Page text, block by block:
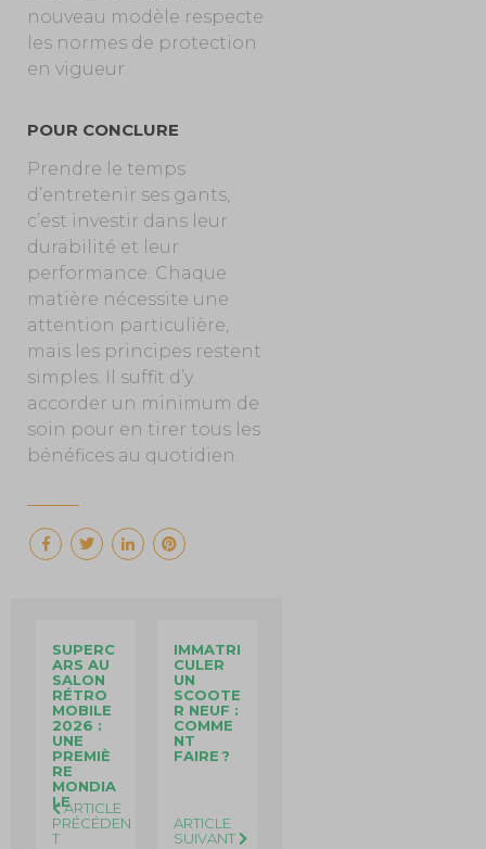
nouveau modèle respecte
les normes de protection
en vigueur.
POUR CONCLURE
Prendre le temps
d’entretenir ses gants,
c’est investir dans leur
durabilité et leur
performance. Chaque
matière nécessite une
attention particulière,
mais les principes restent
simples. Il suffit d’y
accorder un minimum de
soin pour en tirer tous les
bénéfices au quotidien.
SUPERC
ARS AU
SALON
RÉTRO
MOBILE
2026 :
UNE
PREMIÈ
RE
MONDIA
LEARTICLE
PRÉCÉDEN
T
IMMATRI
CULER
UN
SCOOTE
R NEUF :
COMME
NT
FAIRE ?
ARTICLE
SUIVANT